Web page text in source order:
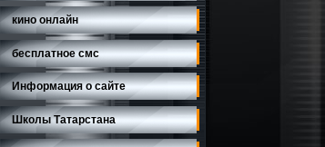
кино онлайн
бесплатное смс
Информация о сайте
Школы Татарстана